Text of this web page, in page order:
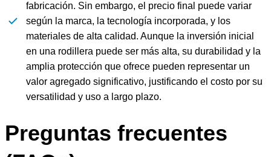
fabricación. Sin embargo, el precio final puede variar
según la marca, la tecnología incorporada, y los
materiales de alta calidad. Aunque la inversión inicial
en una rodillera puede ser más alta, su durabilidad y la
amplia protección que ofrece pueden representar un
valor agregado significativo, justificando el costo por su
versatilidad y uso a largo plazo.
Preguntas frecuentes